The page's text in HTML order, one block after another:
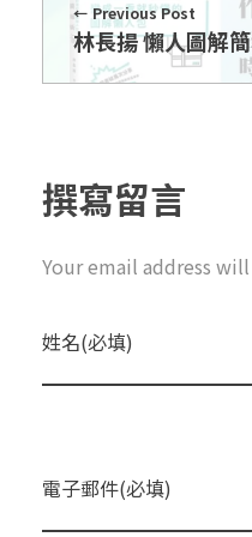
Previous Post
林長揚 懶人圖解
撰寫留言
Your email address
姓名(必填)
電子郵件(必填)